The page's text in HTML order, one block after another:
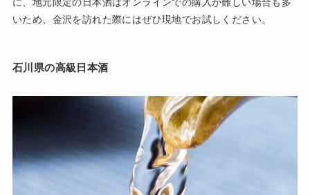
いため、金沢を訪れた際にはぜひ現地でお試しください。
石川県の高級日本酒